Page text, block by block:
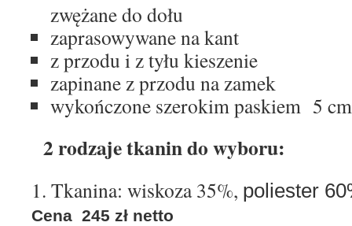
zwężane do dołu
zaprasowywane na kant
z przodu i z tyłu kieszenie
zapinane z przodu na zamek
wykończone szerokim paskiem 5
2 rodzaje tkanin do wyboru:
1. Tkanina: wiskoza 35%, poliester
Cena 245 zł netto